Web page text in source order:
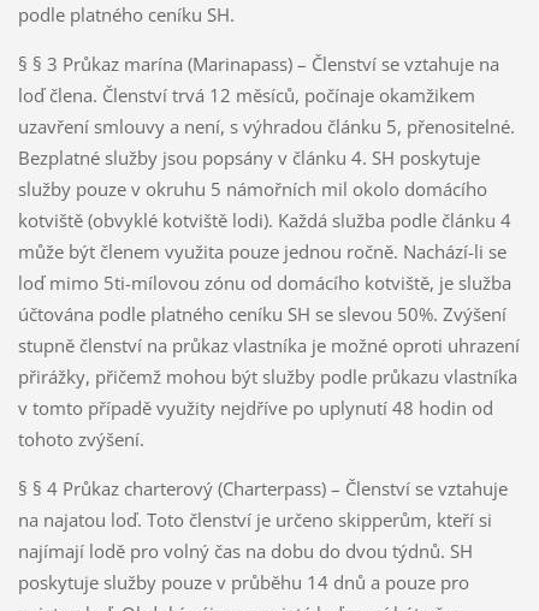
podle platného ceníku SH.
§ § 3 Průkaz marína (Marinapass) – Členství se vztahuje na
loď člena. Členství trvá 12 měsíců, počínaje okamžikem
uzavření smlouvy a není, s výhradou článku 5, přenositelné.
Bezplatné služby jsou popsány v článku 4. SH poskytuje
služby pouze v okruhu 5 námořních mil okolo domácího
kotviště (obvyklé kotviště lodi). Každá služba podle článku 4
může být členem využita pouze jednou ročně. Nachází-li se
loď mimo 5ti-mílovou zónu od domácího kotviště, je služba
účtována podle platného ceníku SH se slevou 50%. Zvýšení
stupně členství na průkaz vlastníka je možné oproti uhrazení
přirážky, přičemž mohou být služby podle průkazu vlastníka
v tomto případě využity nejdříve po uplynutí 48 hodin od
tohoto zvýšení.
§ § 4 Průkaz charterový (Charterpass) – Členství se vztahuje
na najatou loď. Toto členství je určeno skipperům, kteří si
najímají lodě pro volný čas na dobu do dvou týdnů. SH
poskytuje služby pouze v průběhu 14 dnů a pouze pro